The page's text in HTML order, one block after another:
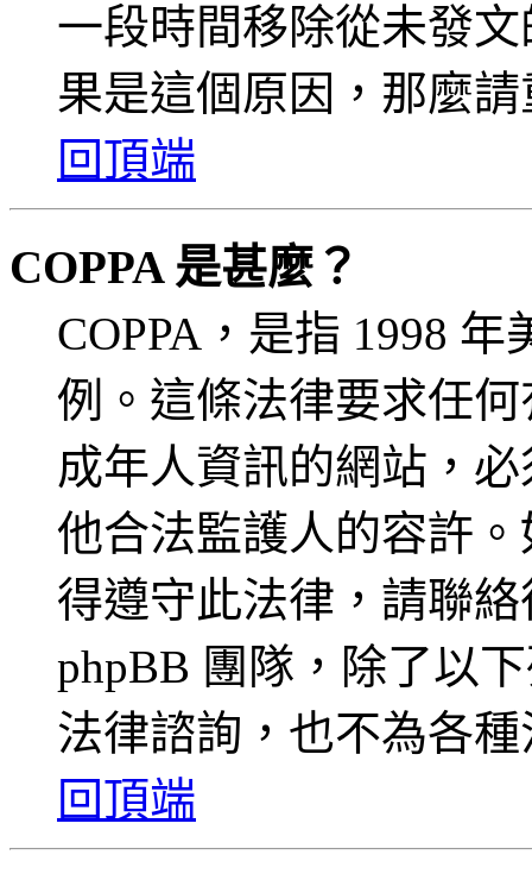
一段時間移除從未發
果是這個原因，那麼
回頂端
COPPA 是甚麼？
COPPA，是指 1998
例。這條法律要求任
成年人資訊的網站，
他合法監護人的容許
得遵守此法律，請聯
phpBB 團隊，除了以
法律諮詢，也不為各
回頂端